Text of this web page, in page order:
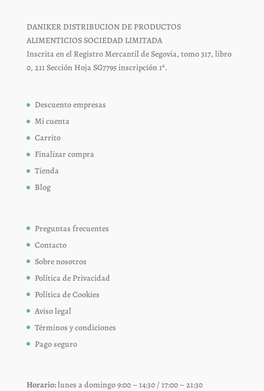
DANIKER DISTRIBUCION DE PRODUCTOS
ALIMENTICIOS SOCIEDAD LIMITADA
Inscrita en el Registro Mercantil de Segovia, tomo 317, libro
0, 211 Sección Hoja SG7795 inscripción 1ª.
Descuento empresas
Mi cuenta
Carrito
Finalizar compra
Tienda
Blog
Preguntas frecuentes
Contacto
Sobre nosotros
Política de Privacidad
Política de Cookies
Aviso legal
Términos y condiciones
Pago seguro
Horario:lunes a domingo 9:00 – 14:30 / 17:00 – 21:30